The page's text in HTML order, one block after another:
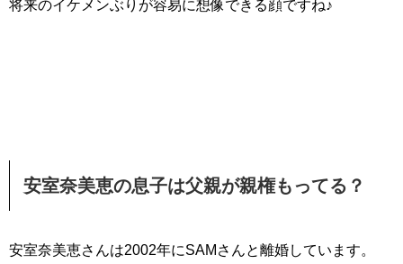
将来のイケメンぶりが容易に想像できる顔ですね♪
安室奈美恵の息子は父親が親権もってる？
安室奈美恵さんは2002年にSAMさんと離婚しています。